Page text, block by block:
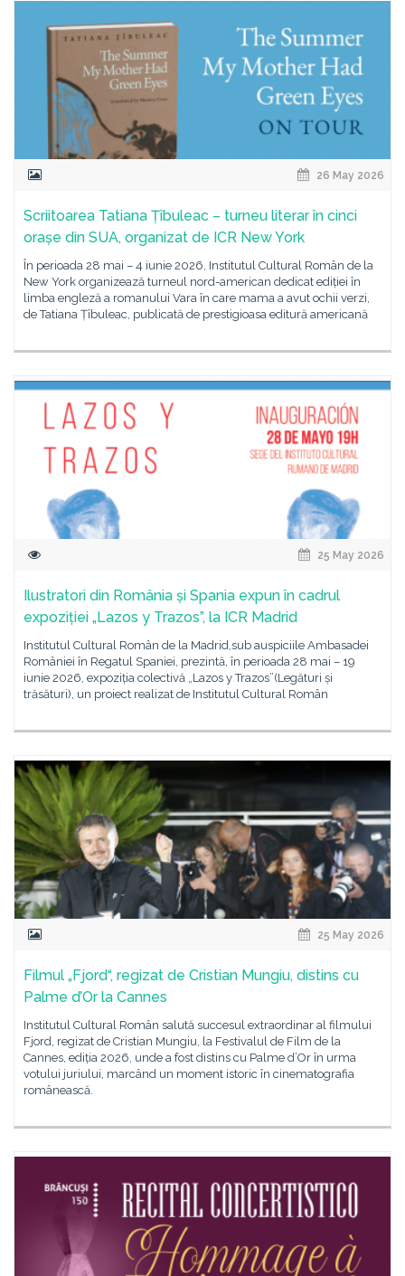
26 May 2026
Scriitoarea Tatiana Țîbuleac – turneu literar în cinci
orașe din SUA, organizat de ICR New York
În perioada 28 mai – 4 iunie 2026, Institutul Cultural Român de la
New York organizează turneul nord-american dedicat ediției în
limba engleză a romanului Vara în care mama a avut ochii verzi,
de Tatiana Țîbuleac, publicată de prestigioasa editură americană
25 May 2026
Ilustratori din România și Spania expun în cadrul
expoziției „Lazos y Trazos”, la ICR Madrid
Institutul Cultural Român de la Madrid,sub auspiciile Ambasadei
României în Regatul Spaniei, prezintă, în perioada 28 mai – 19
iunie 2026, expoziția colectivă „Lazos y Trazos”(Legături și
trăsături), un proiect realizat de Institutul Cultural Român
25 May 2026
Filmul „Fjord“, regizat de Cristian Mungiu, distins cu
Palme d’Or la Cannes
Institutul Cultural Român salută succesul extraordinar al filmului
Fjord, regizat de Cristian Mungiu, la Festivalul de Film de la
Cannes, ediția 2026, unde a fost distins cu Palme d’Or în urma
votului juriului, marcând un moment istoric în cinematografia
românească.